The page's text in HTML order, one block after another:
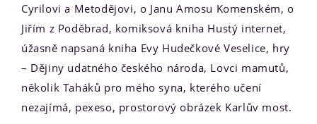
Cyrilovi a Metodějovi, o Janu Amosu Komenském, o
Jiřím z Poděbrad, komiksová kniha Hustý internet,
úžasně napsaná kniha Evy Hudečkové Veselice, hry
– Dějiny udatného českého národa, Lovci mamutů,
několik Taháků pro mého syna, kterého učení
nezajímá, pexeso, prostorový obrázek Karlův most.